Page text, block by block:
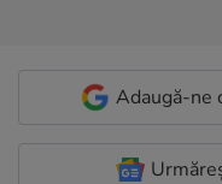
Adaugă-ne